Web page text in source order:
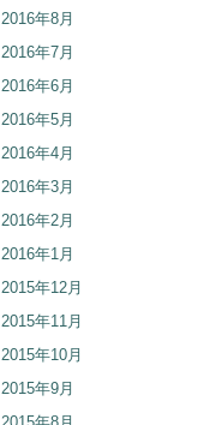
2016年8月
2016年7月
2016年6月
2016年5月
2016年4月
2016年3月
2016年2月
2016年1月
2015年12月
2015年11月
2015年10月
2015年9月